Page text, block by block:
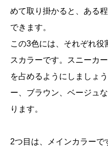
めて取り掛かると、ある
できます。
この3色には、それぞれ
スカラーです。スニーカ
を占めるようにしましょ
ー、ブラウン、ベージュ
ります。
2つ目は、メインカラー